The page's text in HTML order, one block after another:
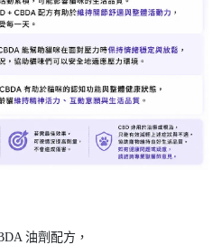
油劑配方，